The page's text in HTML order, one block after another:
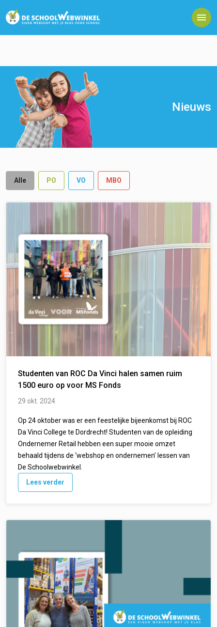
Nieuws
Alle PO VO MBO
Studenten van ROC Da Vinci halen samen ruim
1500 euro op voor MS Fonds
29 okt. 2024
Op 24 oktober was er een feestelijke bijeenkomst bij ROC
Da Vinci College te Dordrecht! Studenten van de opleiding
Ondernemer Retail hebben een super mooie omzet
behaald tijdens de ‘webshop en ondernemen’ lessen van
De Schoolwebwinkel.
Lees verder